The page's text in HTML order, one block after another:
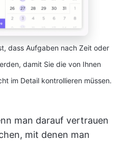
dass Aufgaben nach Zeit oder
damit Sie die von Ihnen
im Detail kontrollieren müssen.
man darauf vertrauen
mit denen man